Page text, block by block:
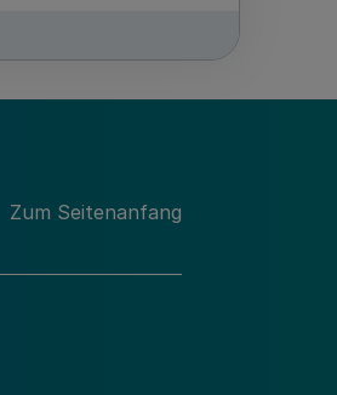
Innovativ &
Zum Seitenanfang